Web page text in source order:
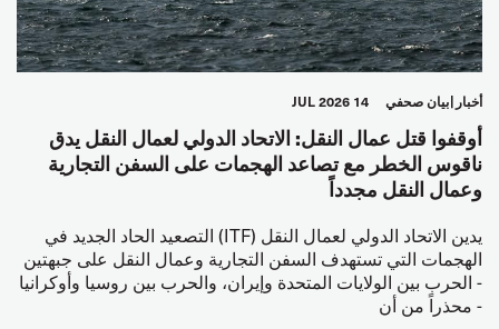
أخبار بيان صحفي 14 JUL 2026
أوقفوا قتل عمال النقل: الاتحاد الدولي لعمال النقل يدق
ناقوس الخطر مع تصاعد الهجمات على السفن التجارية
وعمال النقل مجدداً
يدين الاتحاد الدولي لعمال النقل (ITF) التصعيد الحاد الجديد في
الهجمات التي تستهدف السفن التجارية وعمال النقل على جبهتين
- الحرب بين الولايات المتحدة وإيران، والحرب بين روسيا وأوكرانيا
- محذراً من أن